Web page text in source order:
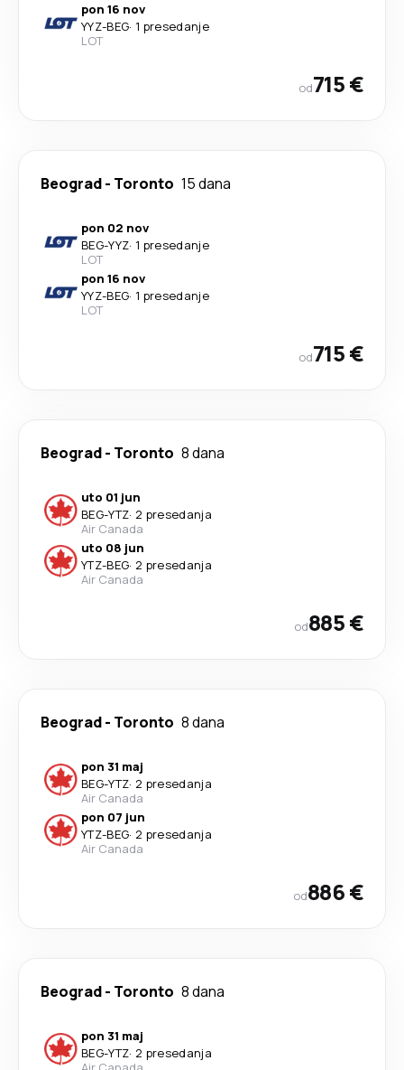
pon 16 nov
YYZ-BEG· 1 presedanje
LOT
od715 €
Beograd- Toronto 15 dana
pon 02 nov
BEG-YYZ· 1 presedanje
LOT
pon 16 nov
YYZ-BEG· 1 presedanje
LOT
od715 €
Beograd- Toronto 8 dana
uto 01 jun
BEG-YTZ· 2 presedanja
Air Canada
uto 08 jun
YTZ-BEG· 2 presedanja
Air Canada
od885 €
Beograd- Toronto 8 dana
pon 31 maj
BEG-YTZ· 2 presedanja
Air Canada
pon 07 jun
YTZ-BEG· 2 presedanja
Air Canada
od886 €
Beograd- Toronto 8 dana
pon 31 maj
BEG-YTZ· 2 presedanja